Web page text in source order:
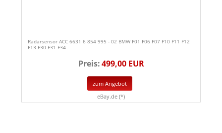
Radarsensor ACC 6631 6 854 995 - 02 BMW F01 F06 F07 F10 F11 F12
F13 F30 F31 F34
Preis:499,00 EUR
zum Angebot
eBay.de (*)